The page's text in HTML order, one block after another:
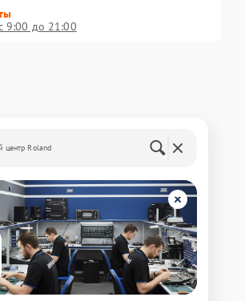
9:00 до 21:00
центр Roland